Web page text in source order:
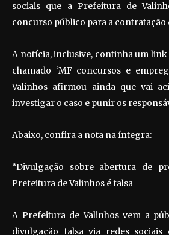
sociais que a Prefeitura de
concurso público para a
A notícia, inclusive, continha um link
chamado ‘MF concursos e
Valinhos afirmou ainda que vai
investigar o caso e punir os
Abaixo, confira a nota na íntegra:
“Divulgação sobre abertura de
Prefeitura de Valinhos é falsa
A Prefeitura de Valinhos vem a
divulgação falsa via redes sociais